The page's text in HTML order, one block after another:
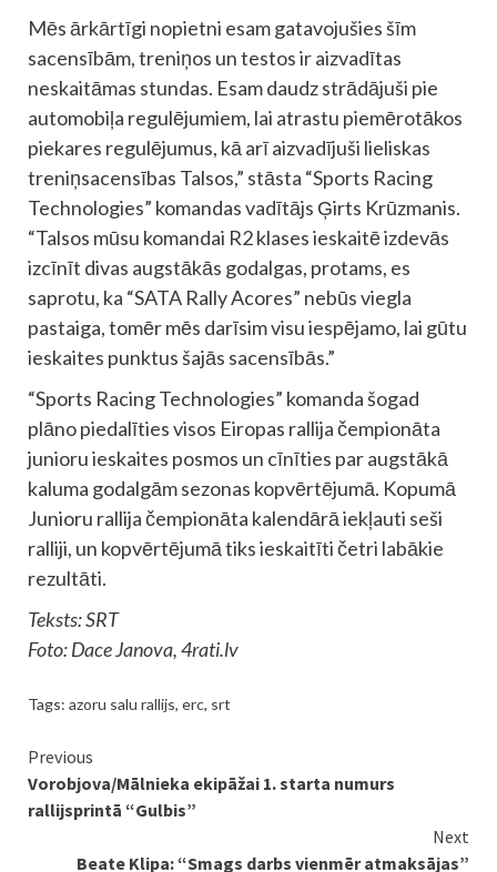
Mēs ārkārtīgi nopietni esam gatavojušies šīm
sacensībām, treniņos un testos ir aizvadītas
neskaitāmas stundas. Esam daudz strādājuši pie
automobiļa regulējumiem, lai atrastu piemērotākos
piekares regulējumus, kā arī aizvadījuši lieliskas
treniņsacensības Talsos,” stāsta “Sports Racing
Technologies” komandas vadītājs Ģirts Krūzmanis.
“Talsos mūsu komandai R2 klases ieskaitē izdevās
izcīnīt divas augstākās godalgas, protams, es
saprotu, ka “SATA Rally Acores” nebūs viegla
pastaiga, tomēr mēs darīsim visu iespējamo, lai gūtu
ieskaites punktus šajās sacensībās.”
“Sports Racing Technologies” komanda šogad
plāno piedalīties visos Eiropas rallija čempionāta
junioru ieskaites posmos un cīnīties par augstākā
kaluma godalgām sezonas kopvērtējumā. Kopumā
Junioru rallija čempionāta kalendārā iekļauti seši
ralliji, un kopvērtējumā tiks ieskaitīti četri labākie
rezultāti.
Teksts: SRT
Foto: Dace Janova, 4rati.lv
Tags: azoru salu rallijs, erc, srt
Continue
Reading
Previous
Vorobjova/Mālnieka ekipāžai 1. starta numurs
rallijsprintā “Gulbis”
Next
Beate Klipa: “Smags darbs vienmēr atmaksājas”